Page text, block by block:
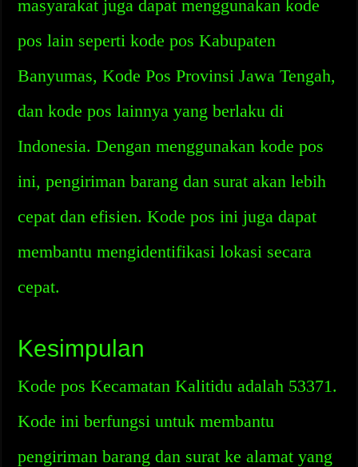
masyarakat juga dapat menggunakan kode
pos lain seperti kode pos Kabupaten
Banyumas, Kode Pos Provinsi Jawa Tengah,
dan kode pos lainnya yang berlaku di
Indonesia. Dengan menggunakan kode pos
ini, pengiriman barang dan surat akan lebih
cepat dan efisien. Kode pos ini juga dapat
membantu mengidentifikasi lokasi secara
cepat.
Kesimpulan
Kode pos Kecamatan Kalitidu adalah 53371.
Kode ini berfungsi untuk membantu
pengiriman barang dan surat ke alamat yang